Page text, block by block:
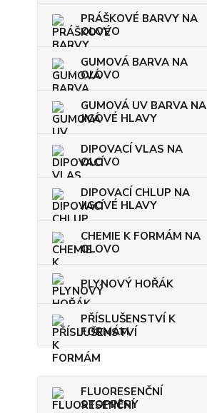
PRÁŠKOVÉ BARVY NA
OLOVO
GUMOVÁ BARVA NA
OLOVO
GUMOVÁ UV BARVA NA
JIGOVÉ HLAVY
DIPOVACÍ VLAS NA
OLOVO
DIPOVACÍ CHLUP NA
JIGOVÉ HLAVY
CHEMIE K FORMÁM NA
OLOVO
PLYNOVÝ HOŘÁK
PŘÍSLUŠENSTVÍ K
FORMÁM
FLUORESENČNÍ
STOPPERY